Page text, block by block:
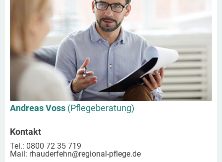
Andreas Voss (Pflegeberatung)
Kontakt
Tel.: 0800 72 35 719
Mail: rhauderfehn@regional-pflege.de